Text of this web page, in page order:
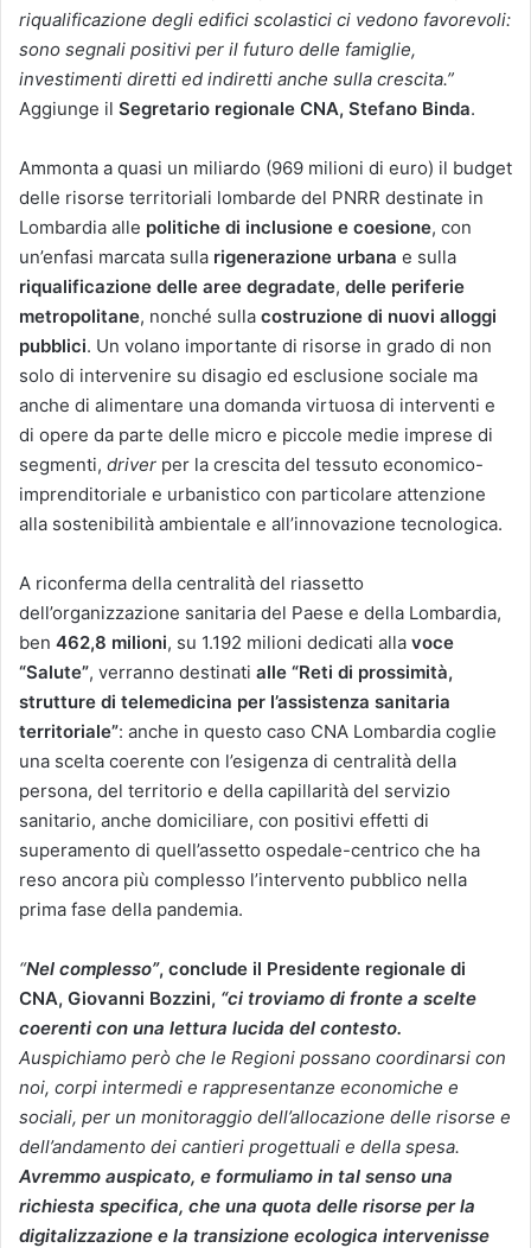
riqualificazione degli edifici scolastici ci vedono favorevoli:
sono segnali positivi per il futuro delle famiglie,
investimenti diretti ed indiretti anche sulla crescita.”
Aggiunge il Segretario regionale CNA, Stefano Binda.
Ammonta a quasi un miliardo (969 milioni di euro) il budget
delle risorse territoriali lombarde del PNRR destinate in
Lombardia alle politiche di inclusione e coesione, con
un’enfasi marcata sulla rigenerazione urbana e sulla
riqualificazione delle aree degradate, delle periferie
metropolitane, nonché sulla costruzione di nuovi alloggi
pubblici. Un volano importante di risorse in grado di non
solo di intervenire su disagio ed esclusione sociale ma
anche di alimentare una domanda virtuosa di interventi e
di opere da parte delle micro e piccole medie imprese di
segmenti, driver per la crescita del tessuto economico-
imprenditoriale e urbanistico con particolare attenzione
alla sostenibilità ambientale e all’innovazione tecnologica.
A riconferma della centralità del riassetto
dell’organizzazione sanitaria del Paese e della Lombardia,
ben 462,8 milioni, su 1.192 milioni dedicati alla voce
“Salute”, verranno destinati alle “Reti di prossimità,
strutture di telemedicina per l’assistenza sanitaria
territoriale”: anche in questo caso CNA Lombardia coglie
una scelta coerente con l’esigenza di centralità della
persona, del territorio e della capillarità del servizio
sanitario, anche domiciliare, con positivi effetti di
superamento di quell’assetto ospedale-centrico che ha
reso ancora più complesso l’intervento pubblico nella
prima fase della pandemia.
“Nel complesso”, conclude il Presidente regionale di
CNA, Giovanni Bozzini, “ci troviamo di fronte a scelte
coerenti con una lettura lucida del contesto.
Auspichiamo però che le Regioni possano coordinarsi con
noi, corpi intermedi e rappresentanze economiche e
sociali, per un monitoraggio dell’allocazione delle risorse e
dell’andamento dei cantieri progettuali e della spesa.
Avremmo auspicato, e formuliamo in tal senso una
richiesta specifica, che una quota delle risorse per la
digitalizzazione e la transizione ecologica intervenisse